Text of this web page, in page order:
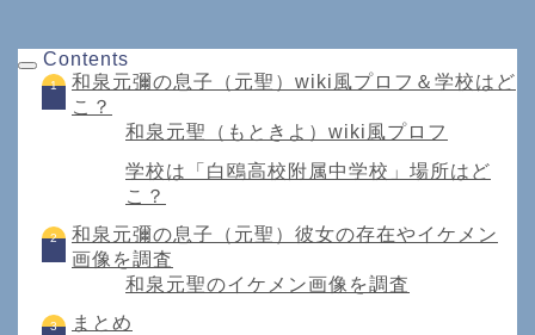
Contents
和泉元彌の息子（元聖）wiki風プロフ＆学校はど
こ？
和泉元聖（もときよ）wiki風プロフ
学校は「白鴎高校附属中学校」場所はど
こ？
和泉元彌の息子（元聖）彼女の存在やイケメン
画像を調査
和泉元聖のイケメン画像を調査
まとめ